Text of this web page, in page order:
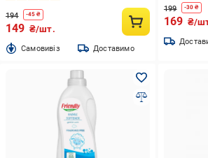
194 -45 ₴
149 ₴/шт.
Cамовивіз Доставимо
199 -30 ₴
169 ₴/